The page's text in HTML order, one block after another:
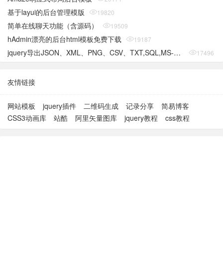
基于layui的后台管理模版 19820
简单在线聊天功能（含源码） 19509
hAdmin漂亮的后台html模板免费下载 19187
jquery导出JSON、XML、PNG、CSV、TXT,SQL,MS-Word,Ms-Excel Ms-Powerpoint、PDF插件 17496
友情链接
网站模板 jquery插件 二维码生成 记录分享
简易博客
CSS3动画库
站酷 阿里矢量图库 jquery教程 css教程